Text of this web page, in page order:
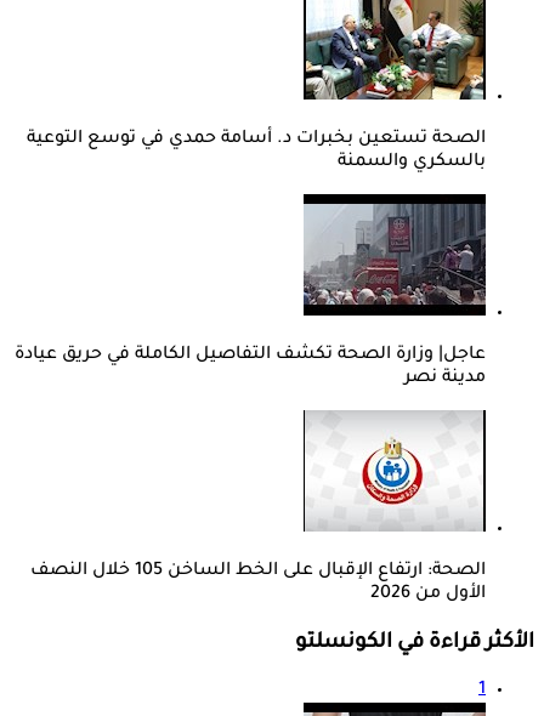
الصحة تستعين بخبرات د. أسامة حمدي في توسع التوعية
بالسكري والسمنة
عاجل| وزارة الصحة تكشف التفاصيل الكاملة في حريق عيادة
مدينة نصر
الصحة: ارتفاع الإقبال على الخط الساخن 105 خلال النصف
الأول من 2026
الأكثر قراءة في الكونسلتو
1